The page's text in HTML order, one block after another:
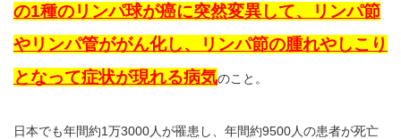
の1種のリンパ球が癌に突然変異して、リンパ節
やリンパ管ががん化し、リンパ節の腫れやしこり
となって症状が現れる病気のこと。
日本でも年間約1万3000人が罹患し、年間約9500人の患者が死亡